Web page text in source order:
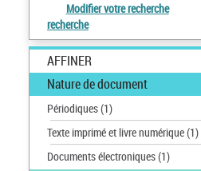
Modifier votre recherche
recherche
AFFINER
Nature de document
Périodiques(1)
Texte imprimé et livre numérique(1)
Documents électroniques(1)